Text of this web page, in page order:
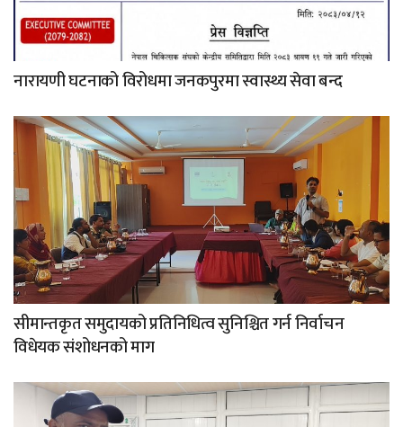
नारायणी घटनाको विरोधमा जनकपुरमा स्वास्थ्य सेवा बन्द
सीमान्तकृत समुदायको प्रतिनिधित्व सुनिश्चित गर्न निर्वाचन
विधेयक संशोधनको माग